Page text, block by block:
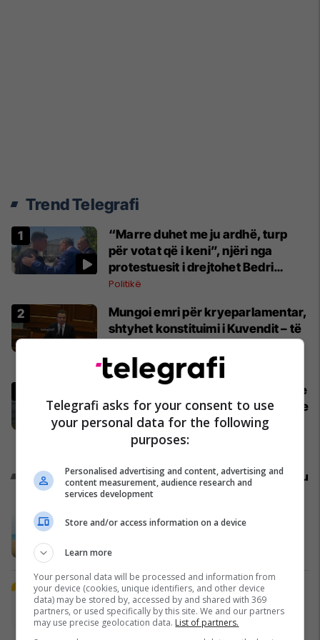
Trend Telegrafi
“Marre duhet me ju ardhë, turp
për votat që i keni”, njëri nga
protestuesit i drejtohet Bedri
Hamzës
Politikë
Mungoi emri për kryeparlamentar,
shtyhet konstituimi i Kuvendit – të
Kosovë
Mediat gjermane publikojnë detaje
për aksidentin ku humbën jetën tre
mërgimtarë nga Komogllava e
Ferizajt
Kronika e Zezë
Promo Reklamo këtu
A po don me rrnu n’deti? Kursimet
Plan B Creative rrit ndikimin e
biznesit tuaj online
Plan B
Telegrafi asks for your consent to use
your personal data for the following
purposes:
Personalised advertising and content, advertising and
content measurement, audience research and
services development
Store and/or access information on a device
Learn more
Your personal data will be processed and information from
your device (cookies, unique identifiers, and other device
data) may be stored by, accessed by and shared with 369
partners, or used specifically by this site. We and our partners
may use precise geolocation data. List of partners.